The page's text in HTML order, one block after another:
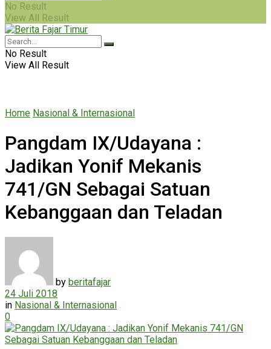
No Result
View All Result
No Result
View All Result
Home Nasional & Internasional
Pangdam IX/Udayana :
Jadikan Yonif Mekanis
741/GN Sebagai Satuan
Kebanggaan dan Teladan
by beritafajar
24 Juli 2018
in Nasional & Internasional
0